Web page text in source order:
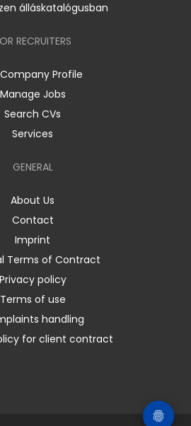
álláskatalógusban
RECRUITERS
Profile
Manage Jobs
Search CVs
Services
GENERAL
About Us
Contact
Imprint
Terms of Contract
Privacy policy
Terms of use
handling
for client contract